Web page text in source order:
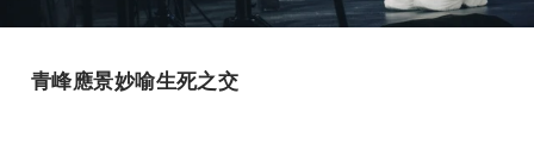
青峰應景妙喻生死之交